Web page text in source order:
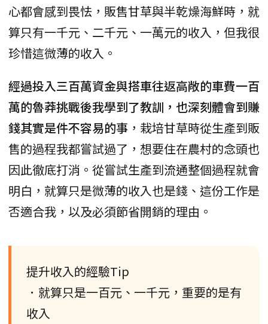
心都會感到畏怯，販售甘草與半乾燥海鮮時，就
算只有一千元、二千元、一萬元的收入，但我很
珍惜這微薄的收入。
經過投入三百萬資金與搭車往返高敞的車費一百
萬的魯莽挑戰後我學到了教訓，也深刻體會到賺
錢其實是件不容易的事 ，栽培甘草時從生產到販
售的過程我都嘗試過了，想要住在農村的念頭也
因此徹底打消。從嘗試生產到流通整個過程就會
明白，就算只是微薄的收入也是錢、這份工作是
否適合我，以及必須節省開銷的理由。
提升收入的經驗Tip
．就算只是一百元、一千元，重要的是有
收入